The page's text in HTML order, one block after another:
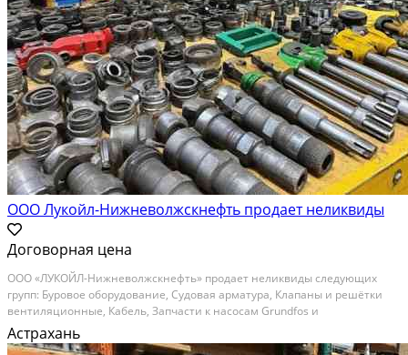
ООО Лукойл-Нижневолжскнефть продает неликвиды
Договорная цена
ООО «ЛУКОЙЛ-Нижневолжскнефть» продает неликвиды следующих
групп: Буровое оборудование, Судовая арматура, Клапаны и решётки
вентиляционные, Кабель, Запчасти к насосам Grundfos и
компрессорам, Лампы, Пускорегулирующее оборудование,
Комплектующие к противопожарной системе FireDos, КИП, Трубы...
Астрахань